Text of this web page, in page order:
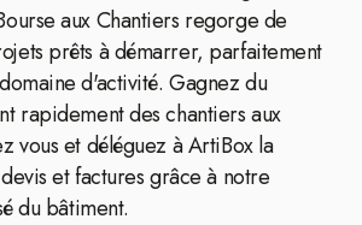
aux Chantiers regorge de
prêts à démarrer, parfaitement
d'activité. Gagnez du
rapidement des chantiers aux
vous et déléguez à ArtiBox la
et factures grâce à notre
du bâtiment.